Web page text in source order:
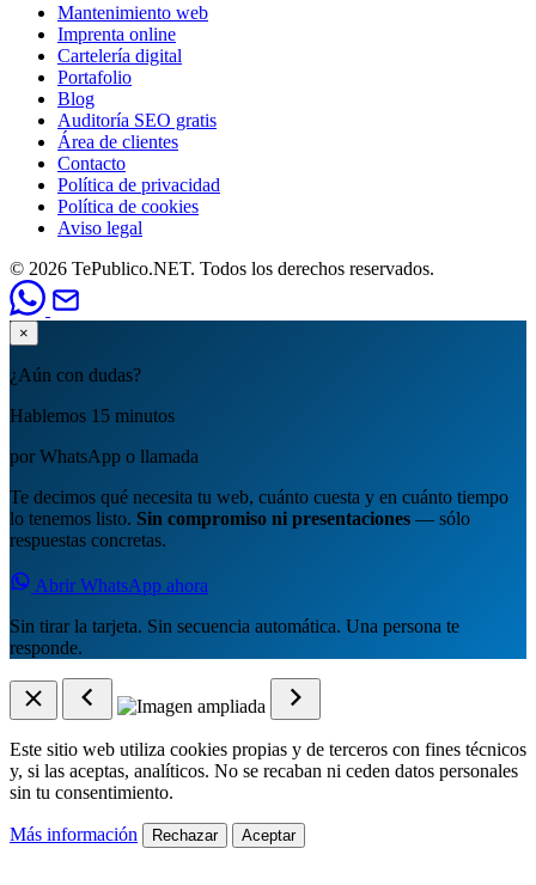
Mantenimiento web
Imprenta online
Cartelería digital
Portafolio
Blog
Auditoría SEO gratis
Área de clientes
Contacto
Política de privacidad
Política de cookies
Aviso legal
© 2026 TePublico.NET. Todos los derechos reservados.
×
¿Aún con dudas?
Hablemos 15 minutos
por WhatsApp o llamada
Te decimos qué necesita tu web, cuánto cuesta y en cuánto tiempo
lo tenemos listo. Sin compromiso ni presentaciones — sólo
respuestas concretas.
Abrir WhatsApp ahora
Sin tirar la tarjeta. Sin secuencia automática. Una persona te
responde.
Este sitio web utiliza cookies propias y de terceros con fines técnicos
y, si las aceptas, analíticos. No se recaban ni ceden datos personales
sin tu consentimiento.
Más información Rechazar Aceptar